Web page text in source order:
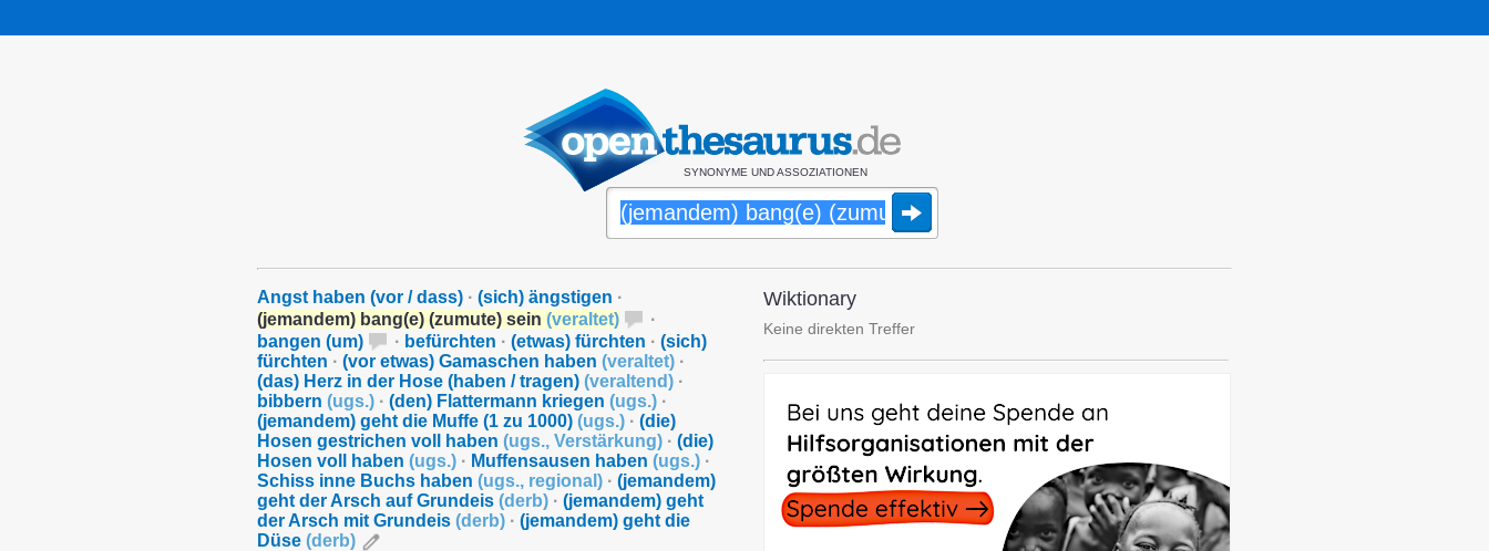
SYNONYME UND ASSOZIATIONEN
Angst haben (vor / dass) · (sich) ängstigen ·
(jemandem) bang(e) (zumute) sein (veraltet)
·
bangen (um)
· befürchten · (etwas) fürchten · (sich)
fürchten · (vor etwas) Gamaschen haben (veraltet) ·
(das) Herz in der Hose (haben / tragen) (veraltend) ·
bibbern (ugs.) · (den) Flattermann kriegen (ugs.) ·
(jemandem) geht die Muffe (1 zu 1000) (ugs.) · (die)
Hosen gestrichen voll haben (ugs., Verstärkung) · (die)
Hosen voll haben (ugs.) · Muffensausen haben (ugs.) ·
Schiss inne Buchs haben (ugs., regional ) · (jemandem)
geht der Arsch auf Grundeis (derb) · (jemandem) geht
der Arsch mit Grundeis (derb) · (jemandem) geht die
Düse (derb)
Wiktionary
Keine direkten Treffer